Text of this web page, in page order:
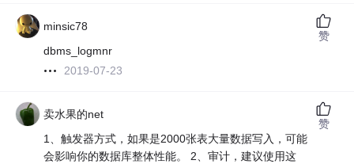
minsic78
dbms_logmnr
2019-07-23
赞
卖水果的net
1、触发器方式，如果是2000张表大量数据写入，可能
会影响你的数据库整体性能。 2、审计，建议使用这
赞